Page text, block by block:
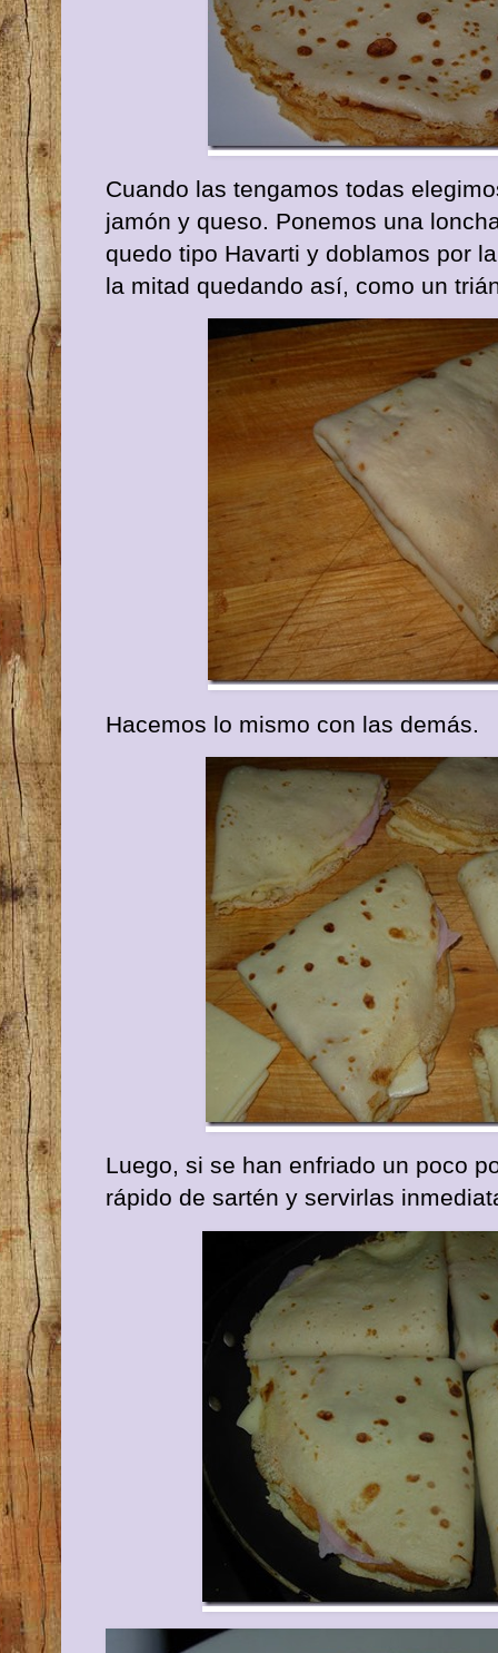
Cuando las tengamos todas
jamón y queso. Ponemos una
quedo tipo Havarti y doblamos por
la mitad quedando así, como un
Hacemos lo mismo con las demás.
Luego, si se han enfriado un poco
rápido de sartén y servirlas